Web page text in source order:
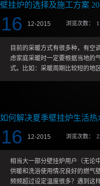
壁挂炉的选择及施工方案
目前的采暖方式有很多种，有空
虑家庭采暖时一定要根据当地的
式。比如：采暖周期比较短的地
开的。从舒适角度来讲，壁挂炉
康舒适，温润宜人。散热点遍布
房间温度及启停时间。关闭壁挂
内。供暖的同时可24小时供应生
工程，涉及的问题不仅在于产品
的合理，将避免日后的遗憾，要
的。从采暖系统来讲，遗憾主要
2015
-
12
16 浏览次数：
如何解决夏季壁挂炉生活热
相当大一部分壁挂炉用户（无论
供暖和洗浴使用情况良好的燃气
频频超过设定温度很多？遇到这
2015
-
12
16 浏览次数：